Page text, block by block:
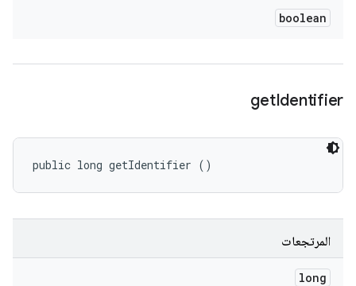
boolean
getIdentifier
public long getIdentifier ()
المرتجعات
long